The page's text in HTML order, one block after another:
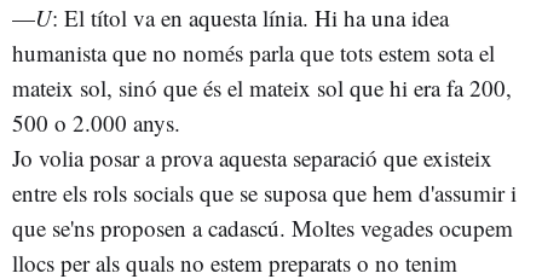
—U: El títol va en aquesta línia. Hi ha una idea
humanista que no només parla que tots estem sota el
mateix sol, sinó que és el mateix sol que hi era fa 200,
500 o 2.000 anys.
Jo volia posar a prova aquesta separació que existeix
entre els rols socials que se suposa que hem d'assumir i
que se'ns proposen a cadascú. Moltes vegades ocupem
llocs per als quals no estem preparats o no tenim